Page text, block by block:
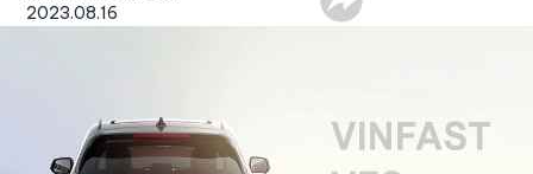
2023.08.16